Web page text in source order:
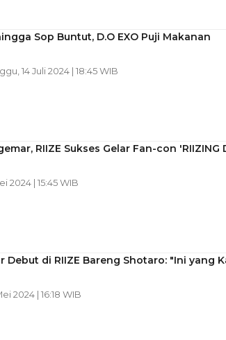
Sop Buntut, D.O EXO Puji Makanan
14 Juli 2024 | 18:45 WIB
RIIZE Sukses Gelar Fan-con 'RIIZING
2024 | 15:45 WIB
Debut di RIIZE Bareng Shotaro: "Ini yang
2024 | 16:18 WIB